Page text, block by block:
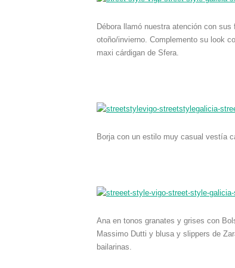
Débora llamó nuestra atención con
otoño/invierno. Complemento su look
maxi cárdigan de Sfera.
Borja con un estilo muy casual vestía
Ana en tonos granates y grises con
Massimo Dutti y blusa y slippers de
bailarinas.